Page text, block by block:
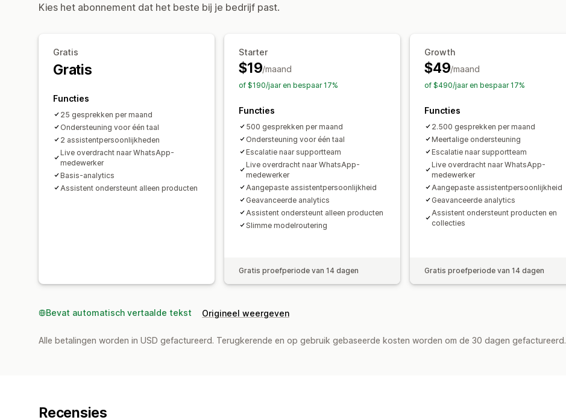
Kies het abonnement dat het beste bij je bedrijf past.
Gratis
Gratis
Functies
25 gesprekken per maand
Ondersteuning voor één taal
2 assistentpersoonlijkheden
Live overdracht naar WhatsApp-
medewerker
Basis-analytics
Assistent ondersteunt alleen producten
Starter
$19/maand
of $190/jaar en bespaar 17%
Functies
500 gesprekken per maand
Ondersteuning voor één taal
Escalatie naar supportteam
Live overdracht naar WhatsApp-
medewerker
Aangepaste assistentpersoonlijkheid
Geavanceerde analytics
Assistent ondersteunt alleen producten
Slimme modelroutering
Gratis proefperiode van 14 dagen
Growth
$49/maand
of $490/jaar en bespaar 17%
Functies
2.500 gesprekken per maand
Meertalige ondersteuning
Escalatie naar supportteam
Live overdracht naar WhatsApp-
medewerker
Aangepaste assistentpersoonlijkheid
Geavanceerde analytics
Assistent ondersteunt producten en
collecties
Gratis proefperiode van 14 dagen
Bevat automatisch vertaalde tekst Origineel weergeven
Alle betalingen worden in USD gefactureerd. Terugkerende en op gebruik gebaseerde kosten worden om de 30 dagen gefactureerd.
Recensies